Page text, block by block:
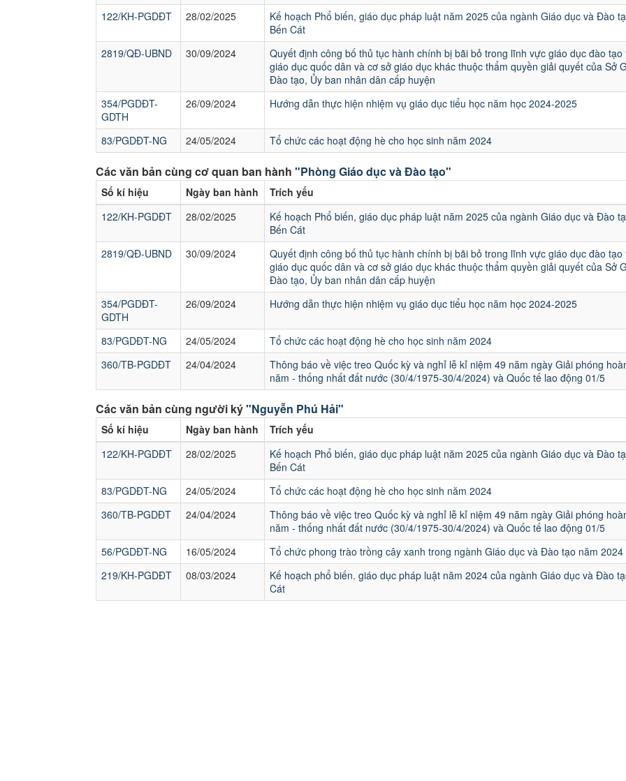
122/KH-PGDĐT
28/02/2025
Kế hoạch Phổ biến, giáo dục pháp luật năm 2025 của ngành Giáo dục và Đào
Bến Cát
2819/QĐ-UBND
30/09/2024
Quyết định công bố thủ tục hành chính bị bãi bỏ trong lĩnh vực giáo dục đào tạo
giáo dục quốc dân và cơ sở giáo dục khác thuộc thẩm quyền giải quyết của Sở
Đào tạo, Ủy ban nhân dân cấp huyện
354/PGDĐT-
GDTH
26/09/2024 Hướng dẫn thực hiện nhiệm vụ giáo dục tiểu học năm học 2024-2025
83/PGDĐT-NG 24/05/2024 Tổ chức các hoạt động hè cho học sinh năm 2024
Các văn bản cùng cơ quan ban hành "Phòng Giáo dục và Đào tạo"
Số kí hiệu Ngày ban hành
Trích yếu
122/KH-PGDĐT
28/02/2025
Kế hoạch Phổ biến, giáo dục pháp luật năm 2025 của ngành Giáo dục và Đào
Bến Cát
2819/QĐ-UBND
30/09/2024
Quyết định công bố thủ tục hành chính bị bãi bỏ trong lĩnh vực giáo dục đào tạo
giáo dục quốc dân và cơ sở giáo dục khác thuộc thẩm quyền giải quyết của Sở
Đào tạo, Ủy ban nhân dân cấp huyện
354/PGDĐT-
GDTH
26/09/2024 Hướng dẫn thực hiện nhiệm vụ giáo dục tiểu học năm học 2024-2025
83/PGDĐT-NG 24/05/2024
Tổ chức các hoạt động hè cho học sinh năm 2024
360/TB-PGDĐT
24/04/2024
Thông báo về việc treo Quốc kỳ và nghỉ lễ kỉ niệm 49 năm ngày Giải phóng
năm - thống nhất đất nước (30/4/1975-30/4/2024) và Quốc tế lao động 01/5
Các văn bản cùng người ký"Nguyễn Phú Hải"
Số kí hiệu Ngày ban hành
Trích yếu
122/KH-PGDĐT
28/02/2025
Kế hoạch Phổ biến, giáo dục pháp luật năm 2025 của ngành Giáo dục và Đào
Bến Cát
83/PGDĐT-NG
24/05/2024
Tổ chức các hoạt động hè cho học sinh năm 2024
360/TB-PGDĐT
24/04/2024
Thông báo về việc treo Quốc kỳ và nghỉ lễ kỉ niệm 49 năm ngày Giải phóng
năm - thống nhất đất nước (30/4/1975-30/4/2024) và Quốc tế lao động 01/5
56/PGDĐT-NG
16/05/2024
Tổ chức phong trào trồng cây xanh trong ngành Giáo dục và Đào tạo năm 2024
219/KH-PGDĐT
08/03/2024
Kế hoạch phổ biến. giáo dục pháp luật năm 2024 của ngành Giáo dục và Đào
Cát